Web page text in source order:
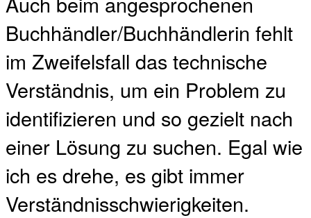
Buchhändler/Buchhändlerin fehlt
im Zweifelsfall das technische
Verständnis, um ein Problem zu
identifizieren und so gezielt nach
einer Lösung zu suchen. Egal wie
ich es drehe, es gibt immer
Verständnisschwierigkeiten.